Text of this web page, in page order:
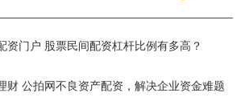
资门户 股票民间配资杠杆比例有多高？
财 公拍网不良资产配资，解决企业资金难题